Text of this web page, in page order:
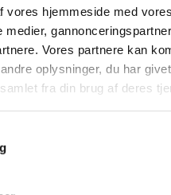
vores hjemmeside med
medier,
Vores partnere kan
oplysninger, du har
fra din brug af deres
Anne
information på tlf. 4188
som ledelsesværktøj
30-09-